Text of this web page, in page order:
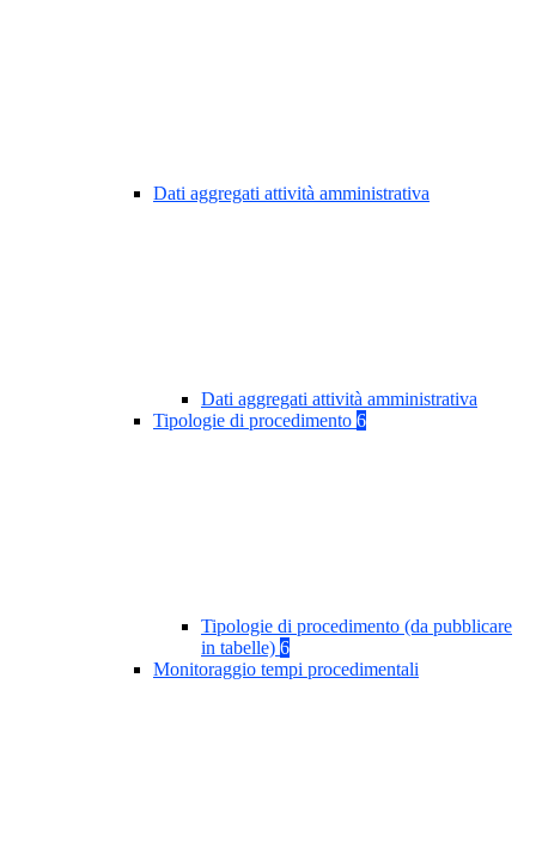
Dati aggregati attività amministrativa
Dati aggregati attività amministrativa
Tipologie di procedimento 6
Tipologie di procedimento (da pubblicare
in tabelle) 6
Monitoraggio tempi procedimentali